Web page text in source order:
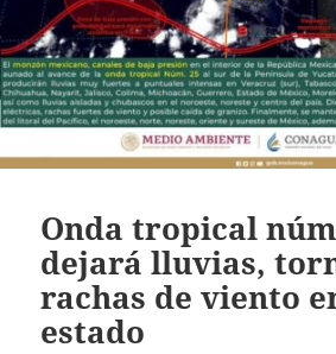
Onda tropical
dejará lluvias,
rachas de viento
estado